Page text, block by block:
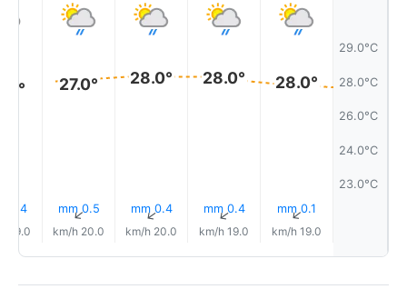
29.0°C
28.0°C
26.0°C
24.0°C
23.0°C
28.0°
0.1 mm
↑
19.0 km/h
28.0°
0.4 mm
↑
19.0 km/h
28.0°
0.4 mm
↑
20.0 km/h
27.0°
0.5 mm
↑
20.0 km/h
0.4 mm
19.0 km/h